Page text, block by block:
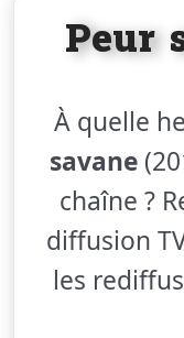
Peur
À quelle
savane
chaîne ?
diffusion
les